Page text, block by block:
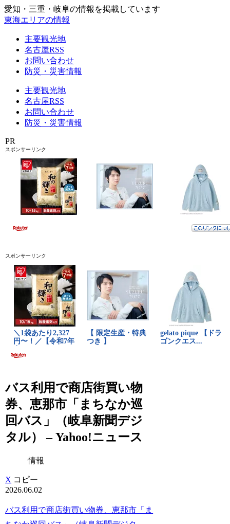
愛知・三重・岐阜の情報を掲載しています
東海エリアの情報
主要観光地
名古屋RSS
お問い合わせ
防災・災害情報
主要観光地
名古屋RSS
お問い合わせ
防災・災害情報
PR
スポンサーリンク
スポンサーリンク
バス利用で商店街買い物
券、恵那市「まちなか巡
回バス」（岐阜新聞デジ
タル） – Yahoo!ニュース
情報
X コピー
2026.06.02
バス利用で商店街買い物券、恵那市「ま